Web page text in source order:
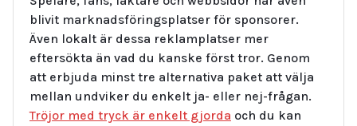
blivit marknadsföringsplatser för sponsorer.
Även lokalt är dessa reklamplatser mer
eftersökta än vad du kanske först tror. Genom
att erbjuda minst tre alternativa paket att välja
mellan undviker du enkelt ja- eller nej-frågan.
Tröjor med tryck är enkelt gjorda och du kan